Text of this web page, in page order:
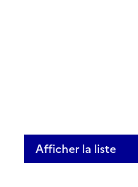
Afficher la liste